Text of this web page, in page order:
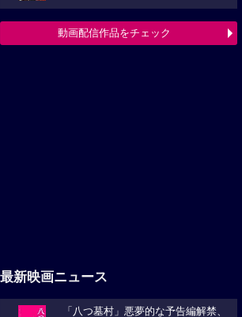
動画配信作品をチェック
最新映画ニュース
「八つ墓村」悪夢的な予告編解禁、